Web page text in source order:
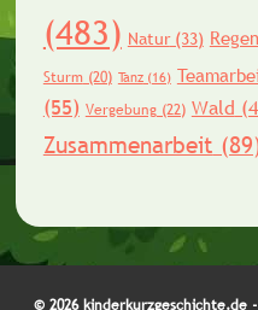
(483) Natur(33)
Sturm(20) Tanz(16)
(55) Vergebung(22) Wald
Zusammenarbeit
© 2026 kinderkurzgeschichte.de -